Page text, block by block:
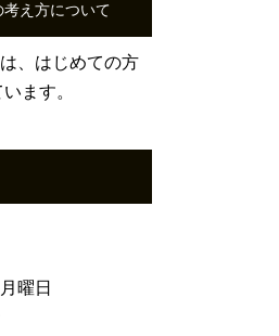
え方について
、 はじめての方
ます。
曜日